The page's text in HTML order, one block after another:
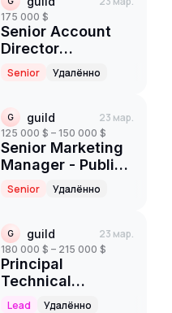
175 000 $
Senior Account
Director
(Healthcare)
Senior Удалённо
G guild 23 мар.
125 000 $ – 150 000 $
Senior Marketing
Manager - Public
Sector
Senior Удалённо
G guild 23 мар.
180 000 $ – 215 000 $
Principal
Technical
Program Manager
Lead Удалённо